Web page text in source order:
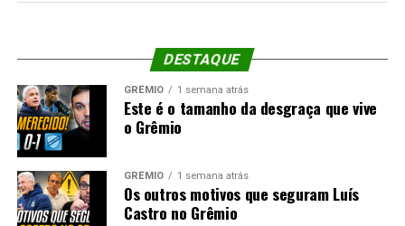
DESTAQUE
GRÊMIO 1 semana atrás
Este é o tamanho da desgraça que vive
o Grêmio
GRÊMIO 1 semana atrás
Os outros motivos que seguram Luís
Castro no Grêmio